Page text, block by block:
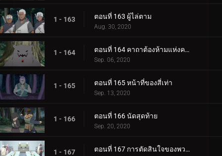
1 - 163 ตอนที่ 163 ผู้ไล่ตาม
Aug. 30, 2020
1 - 164 ตอนที่ 164 คาถาต้องห้ามแห่งความตาย
Sep. 06, 2020
1 - 165 ตอนที่ 165 หน้าที่ของสี่เท่า
Sep. 13, 2020
1 - 166 ตอนที่ 166 นัดสุดท้าย
Sep. 20, 2020
1 - 167 ตอนที่ 167 การตัดสินใจของพวกเขา